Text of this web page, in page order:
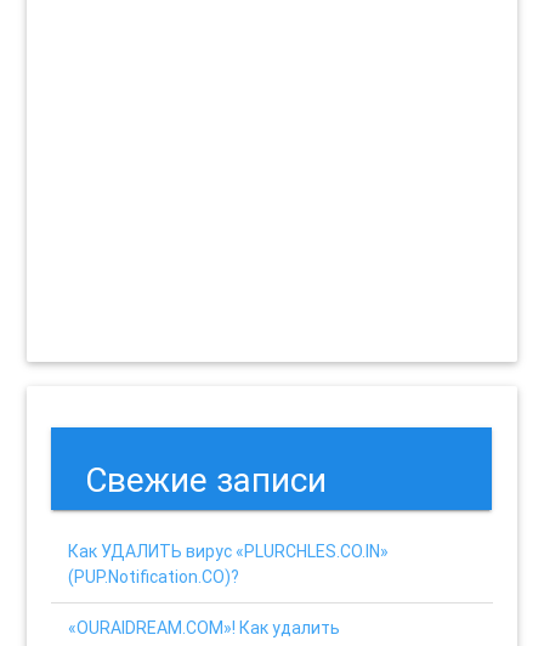
Свежие записи
Как УДАЛИТЬ вирус «PLURCHLES.CO.IN»
(PUP.Notification.CO)?
«OURAIDREAM.COM»! Как удалить